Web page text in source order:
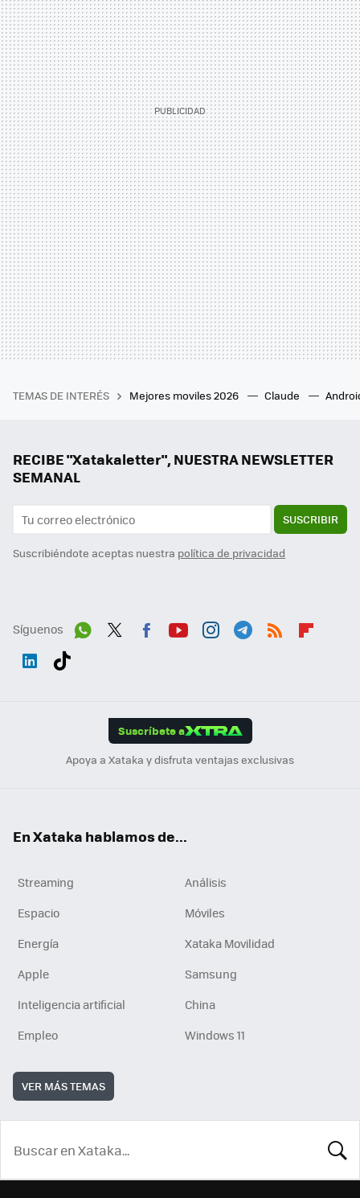
TEMAS DE INTERÉS Mejores moviles 2026 Claude
RECIBE "Xatakaletter", NUESTRA NEWSLETTER
SEMANAL
SUSCRIBIR
Suscribiéndote aceptas nuestra política de privacidad
Síguenos
Suscríbete a
Apoya a Xataka y disfruta ventajas exclusivas
En Xataka hablamos de...
Streaming
Análisis
Espacio
Móviles
Energía
Xataka Movilidad
Apple
Samsung
Inteligencia artificial
China
Empleo
Windows 11
VER MÁS TEMAS